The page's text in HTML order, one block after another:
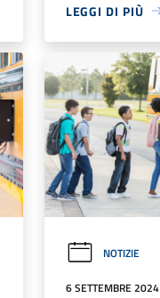
LEGGI DI PIÙ
NOTIZIE
6 SETTEMBRE 2024